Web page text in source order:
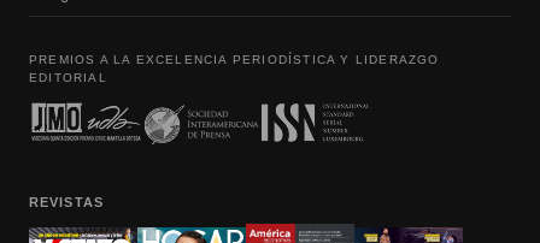
PREMIOS A LA EXCELENCIA PERIODÍSTICA Y LIDERAZGO
EDITORIAL
REVISTAS